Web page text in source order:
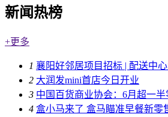
新闻热榜
+更多
1 襄阳好邻居项目招标 | 配送中
2 大润发mini首店今日开业
3 中国百货商业协会：6月超一
4 盒小马来了 盒马瞄准早餐新零